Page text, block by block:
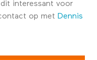
interessant voor
op met Dennis